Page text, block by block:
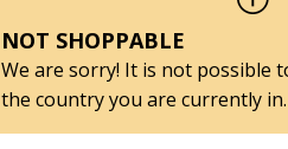
NOT SHOPPABLE
We are sorry! It is not possible
the country you are currently in.